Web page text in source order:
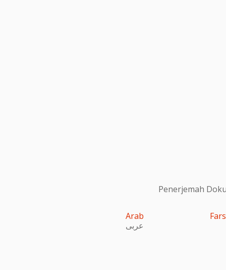
Penerjemah
Arab
عربى